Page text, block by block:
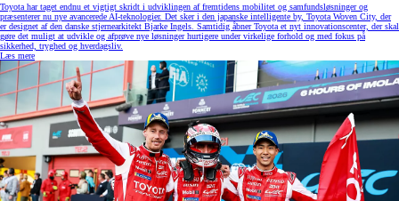
Toyota har taget endnu et vigtigt skridt i udviklingen af fremtidens mobilitet og samfundsløsninger og
præsenterer nu nye avancerede AI-teknologier. Det sker i den japanske intelligente by, Toyota Woven City, der
er designet af den danske stjernearkitekt Bjarke Ingels. Samtidig åbner Toyota et nyt innovationscenter, der skal
gøre det muligt at udvikle og afprøve nye løsninger hurtigere under virkelige forhold og med fokus på
sikkerhed, tryghed og hverdagsliv.
Læs mere